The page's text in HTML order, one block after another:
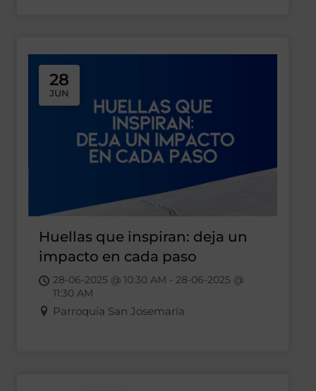
28
JUN
Huellas que inspiran: deja un
impacto en cada paso
28-06-2025 @ 10:30 AM - 28-06-2025 @
11:30 AM
Parroquia San Josemaría